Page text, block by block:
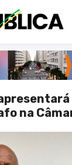
na